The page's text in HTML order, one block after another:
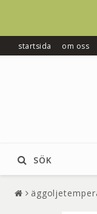
startsida om oss
SÖK